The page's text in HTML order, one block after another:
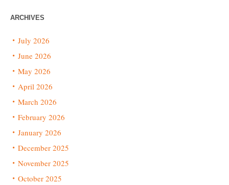
ARCHIVES
July 2026
June 2026
May 2026
April 2026
March 2026
February 2026
January 2026
December 2025
November 2025
October 2025